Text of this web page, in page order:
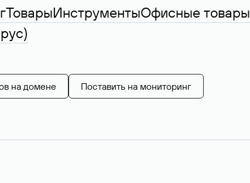
ТоварыИнструментыОфисные товары
на домене Поставить на мониторинг